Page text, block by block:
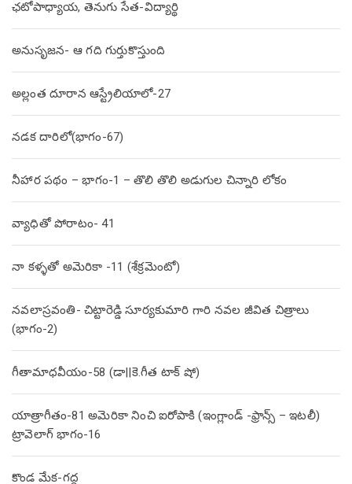
ఛటోపాధ్యాయ, తెనుగు సేత-విద్యార్థి
అనుసృజన- ఆ గది గుర్తుకొస్తుంది
అల్లంత దూరాన ఆస్ట్రేలియాలో-27
నడక దారిలో(భాగం-67)
నీహార పథం – భాగం-1 – తొలి తొలి అడుగుల చిన్నారి లోకం
వ్యాధితో పోరాటం- 41
నా కళ్ళతో అమెరికా -11 (శేక్రమెంటో)
నవలాస్రవంతి- చిట్టారెడ్డి సూర్యకుమారి గారి నవల జీవిత చిత్రాలు
(భాగం-2)
గీతామాధవీయం-58 (డా||కె.గీత టాక్ షో)
యాత్రాగీతం-81 అమెరికా నించి ఐరోపాకి (ఇంగ్లాండ్ -ఫ్రాన్స్ – ఇటలీ)
ట్రావెలాగ్ భాగం-16
కొండ మేక-గద్ద